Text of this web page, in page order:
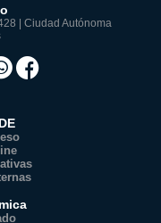
| Ciudad Autónoma